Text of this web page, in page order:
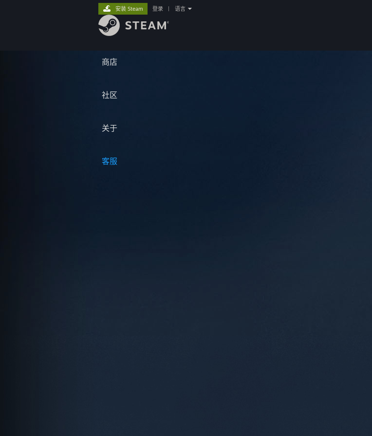
商店
社区
关于
客服
安装 Steam 登录 语言